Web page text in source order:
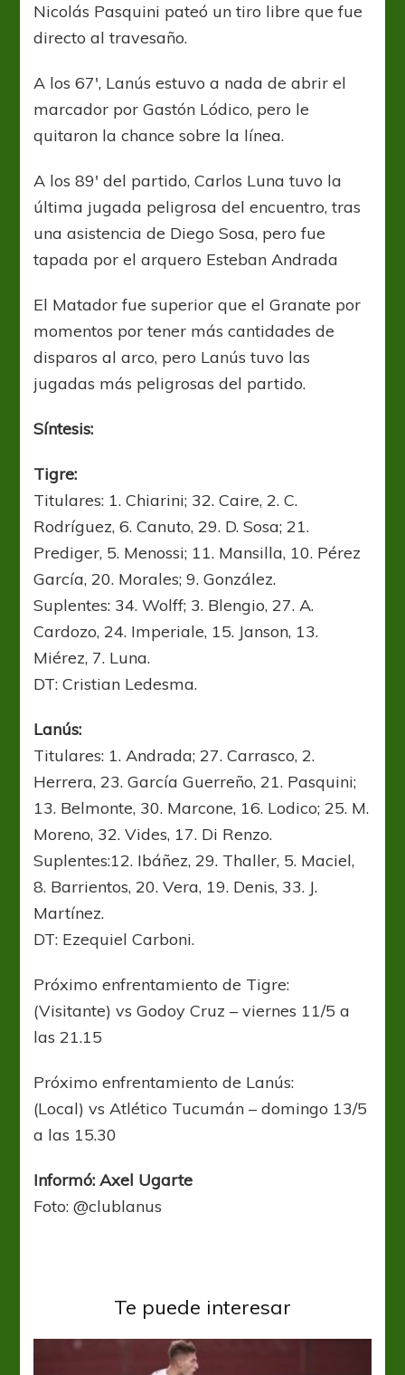
Nicolás Pasquini pateó un tiro libre que fue
directo al travesaño.
A los 67′, Lanús estuvo a nada de abrir el
marcador por Gastón Lódico, pero le
quitaron la chance sobre la línea.
A los 89′ del partido, Carlos Luna tuvo la
última jugada peligrosa del encuentro, tras
una asistencia de Diego Sosa, pero fue
tapada por el arquero Esteban Andrada
El Matador fue superior que el Granate por
momentos por tener más cantidades de
disparos al arco, pero Lanús tuvo las
jugadas más peligrosas del partido.
Síntesis:
Tigre:
Titulares: 1. Chiarini; 32. Caire, 2. C.
Rodríguez, 6. Canuto, 29. D. Sosa; 21.
Prediger, 5. Menossi; 11. Mansilla, 10. Pérez
García, 20. Morales; 9. González.
Suplentes: 34. Wolff; 3. Blengio, 27. A.
Cardozo, 24. Imperiale, 15. Janson, 13.
Miérez, 7. Luna.
DT: Cristian Ledesma.
Lanús:
Titulares: 1. Andrada; 27. Carrasco, 2.
Herrera, 23. García Guerreño, 21. Pasquini;
13. Belmonte, 30. Marcone, 16. Lodico; 25. M.
Moreno, 32. Vides, 17. Di Renzo.
Suplentes:12. Ibáñez, 29. Thaller, 5. Maciel,
8. Barrientos, 20. Vera, 19. Denis, 33. J.
Martínez.
DT: Ezequiel Carboni.
Próximo enfrentamiento de Tigre:
(Visitante) vs Godoy Cruz – viernes 11/5 a
las 21.15
Próximo enfrentamiento de Lanús:
(Local) vs Atlético Tucumán – domingo 13/5
a las 15.30
Informó: Axel Ugarte
Foto: @clublanus
Te puede interesar